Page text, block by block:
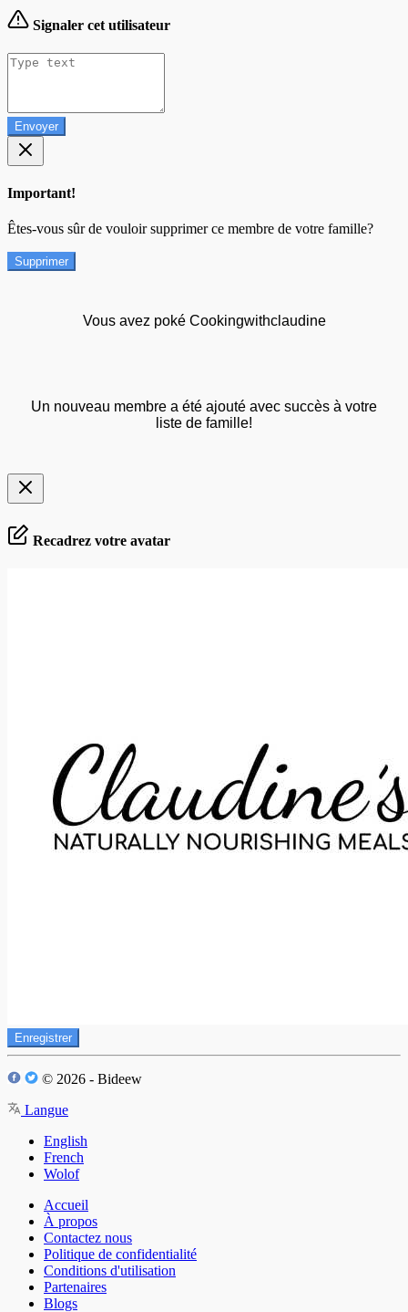
Signaler cet utilisateur
Envoyer
Important!
Êtes-vous sûr de vouloir supprimer ce membre de votre famille?
Supprimer
Vous avez poké Cookingwithclaudine
Un nouveau membre a été ajouté avec succès à votre
liste de famille!
Recadrez votre avatar
Enregistrer
© 2026 - Bideew
Langue
English
French
Wolof
Accueil
À propos
Contactez nous
Politique de confidentialité
Conditions d'utilisation
Partenaires
Blogs